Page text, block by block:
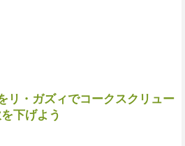
リ・ガズィでコークスクリュー
下げよう